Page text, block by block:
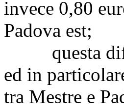
invece 0,80
Padova est;
questa
ed in
tra Mestre e